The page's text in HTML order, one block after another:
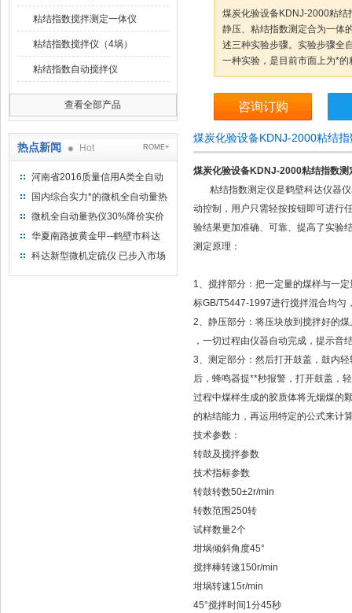
粘结指数搅拌测定一体仪
粘结指数搅拌仪（4埚）
粘结指数自动搅拌仪
查看全部产品
热点新闻 Hot ROME+
河南省2016质量信用A类全自动
量热仪
国内综合实力*的微机全自动量热
仪制造企业
微机全自动量热仪30%降价实价
出售
华夏南路披黄金甲--鹤壁市科达
仪器仪表有限公司
科达新型微机定硫仪 已步入市场
煤炭化验设备KDNJ-2000粘结
静压、粘结指数测定合为一体
述三种实验步骤。实验步骤全
一种实验，是目前市面上为*的
咨询订购
煤炭化验设备KDNJ-2000粘结
煤炭化验设备KDNJ-2000粘结指数测
粘结指数测定仪是鹤壁科达仪器仪
动控制，用户只需轻按按钮即可进行
验结果更加准确、可靠、提高了实验
测定原理：
1、搅拌部分：把一定量的煤样与一
标GB/T5447-1997进行搅拌混合均匀
2、静压部分：将压块放到搅拌好的
，一切过程由仪器自动完成，提示音
3、测定部分：然后打开鼓盖，鼓内
后，蜂鸣器提**秒报警，打开鼓盖，
过程中煤样生成的胶质体将无烟煤的
的粘结能力，再运用特定的公式来计
技术参数：
转鼓及搅拌参数
技术指标参数
转鼓转数50±2r/min
转数范围250转
试样数量2个
坩埚倾斜角度45°
搅拌棒转速150r/min
坩埚转速15r/min
45°搅拌时间 1分45秒